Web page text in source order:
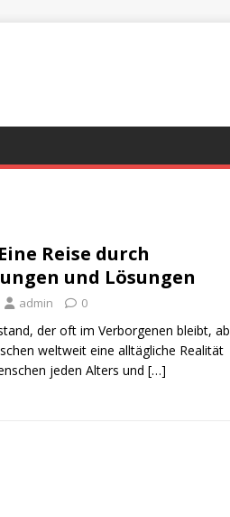
Reise durch
und Lösungen
admin 0
der oft im Verborgenen bleibt,
weltweit eine alltägliche Realität
jeden Alters und […]